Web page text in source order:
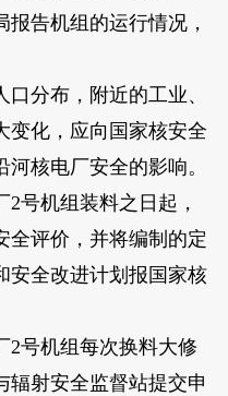
告机组的运行情况，
分布，附近的工业、
变化，应向国家核安全
核电厂安全的影响。
机组装料之日起，
全评价，并将编制的定
安全改进计划报国家核
号机组每次换料大修
辐射安全监督站提交申